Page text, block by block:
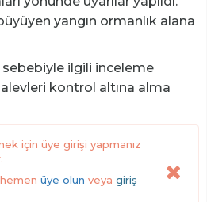
yangın ormanlık alana
sebebiyle ilgili inceleme
alevleri kontrol altına alma
için üye girişi yapmanız
üye olun veya giriş